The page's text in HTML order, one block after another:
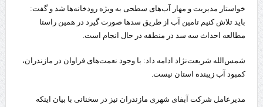
گذشت
خواستار مدیریت و مهار آب‌های سطحی به ویژه رودخانه‌ها شد و گفت:
باید تلاش کنیم تامین آب از طریق سدها صورت گیرد در همین راستا
مطالعه احداث سه سد در منطقه در حال انجام است.
شمس‌الله شریعت‌نژاد ادامه داد: با وجود نعمت‌های فراوان در مازندران،
کمبود آب زیبنده استان نیست.
مدیرعامل شرکت آبفای شهری مازندران نیز در سخنانی با بیان اینکه